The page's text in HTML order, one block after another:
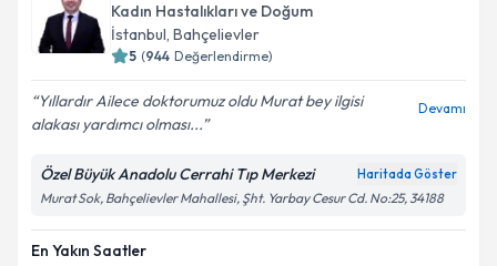
Kadın Hastalıkları ve Doğum
İstanbul, Bahçelievler
5 (944 Değerlendirme)
Yıllardır Ailece doktorumuz oldu Murat bey ilgisi
alakası yardımcı olması...
Devamı
Özel Büyük Anadolu Cerrahi Tıp Merkezi Haritada Göster
Murat Sok, Bahçelievler Mahallesi, Şht. Yarbay Cesur Cd. No:25, 34188
En Yakın Saatler